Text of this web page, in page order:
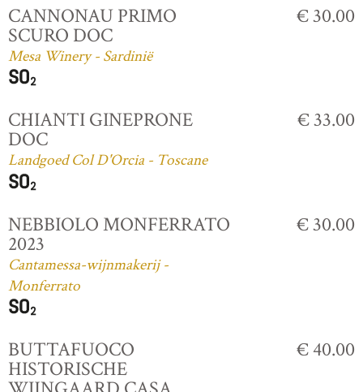
CANNONAU PRIMO
SCURO DOC
Mesa Winery - Sardinië
€ 30.00
CHIANTI GINEPRONE
DOC
Landgoed Col D'Orcia - Toscane
€ 33.00
NEBBIOLO MONFERRATO
2023
Cantamessa-wijnmakerij -
Monferrato
€ 30.00
BUTTAFUOCO
HISTORISCHE
€ 40.00